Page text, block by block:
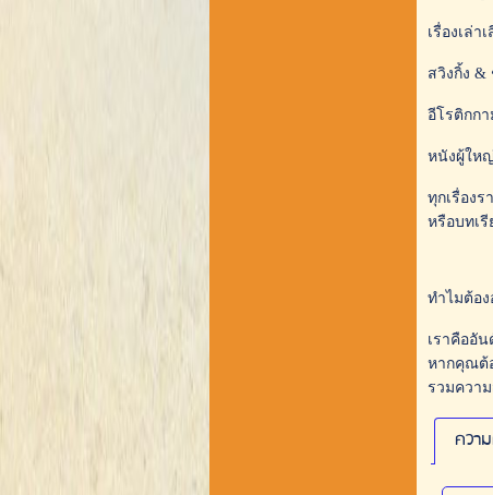
เรื่องเล่
สวิงกิ้ง
อีโรติกก
หนังผู้ให
ทุกเรื่อง
หรือบทเ
ทำไมต้อง
เราคืออั
หากคุณต้อ
รวมควา
ควา